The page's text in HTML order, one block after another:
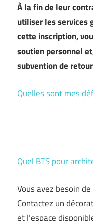
À la fin de leur
utiliser les services
cette inscription,
soutien personnel
subvention de
Quelles sont mes
Quel BTS pour
Vous avez besoin
Contactez un
et l’espace